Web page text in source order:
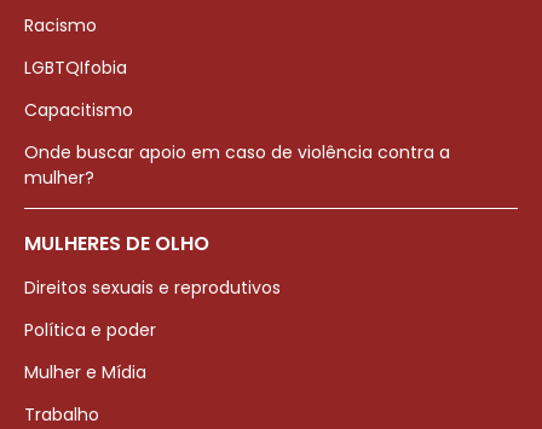
Racismo
LGBTQIfobia
Capacitismo
Onde buscar apoio em caso de violência contra a
mulher?
MULHERES DE OLHO
Direitos sexuais e reprodutivos
Política e poder
Mulher e Mídia
Trabalho